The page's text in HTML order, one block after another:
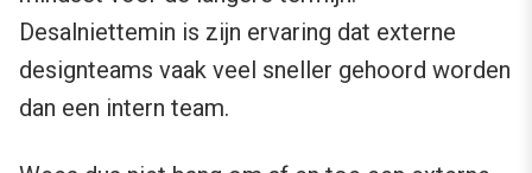
Desalniettemin is zijn ervaring dat externe
designteams vaak veel sneller gehoord worden
dan een intern team.